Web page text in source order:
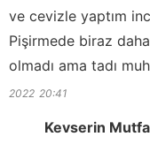
ve cevizle yaptım
Pişirmede biraz
olmadı ama tadı
2022 20:41
Kevserin